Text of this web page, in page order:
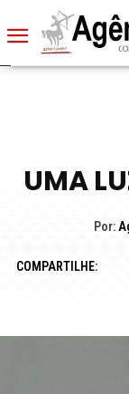
UMA
Por:
COMPARTILHE: